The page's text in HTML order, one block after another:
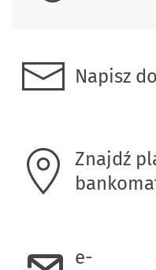
Napisz
Znajdź
e-